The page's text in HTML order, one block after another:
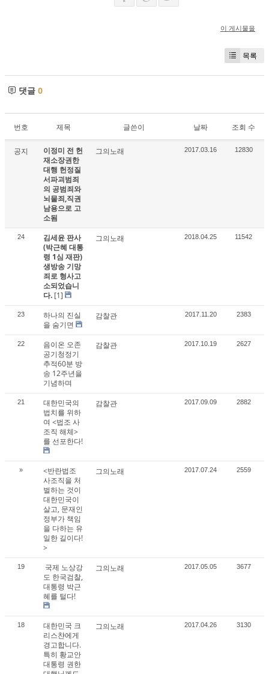
이 게시물을
목록
댓글 0
번호 제목 글쓴이 날짜 조회 수
공지
이정미 전 헌
재소장권한
대행 헌정질
서파괴범죄
의 공범죄와
뇌물죄,직권
남용으로 고
소됨
그의노래 2017.03.16 12830
24
김세윤 판사
(박근혜 대통
령 1심 재판)
생방송 기망
죄로 형사고
소되었습니
다. [1]
그의노래 2018.04.25 11542
23
하나의 진실
을 숨기면
감찰관 2017.11.20 2383
22
음이온 오존
공기청정기
추적60분 방
송 12주년을
기념하며
감찰관 2017.10.19 2627
21
대한민국의
법치를 위하
여 <법조 사
조직 해체>
를 선포한다!
감찰관 2017.09.09 2882
»
<반란법조
사조직을 처
벌하는 것이
대한민국이
살고, 문재인
정부가 책임
을 다하는 유
일한 길이다!
>
그의노래 2017.07.24 2559
19
국제 노상강
도 한국검찰,
대통령 박근
혜를 털다!
그의노래 2017.05.05 3677
18
대한민국 크
리스챤에게
경고합니다.
특히 황교안
대통령 권한
그의노래 2017.04.26 3130